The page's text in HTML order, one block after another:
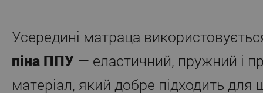
Усередині матраца
піна ППУ — еластичний, пружний і
матеріал, який добре підходить для